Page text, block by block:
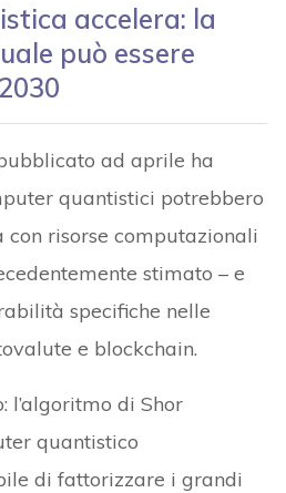
accelera: la
può essere
ad aprile ha
quantistici potrebbero
risorse computazionali
stimato – e
specifiche nelle
e blockchain.
l’algoritmo di Shor
quantistico
di fattorizzare i grandi